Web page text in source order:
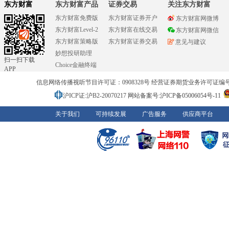
东方财富
扫一扫下载
APP
东方财富产品
东方财富免费版
东方财富Level-2
东方财富策略版
妙想投研助理
Choice金融终端
证券交易
东方财富证券开户
东方财富在线交易
东方财富证券交易
关注东方财富
东方财富网微博
东方财富网微信
意见与建议
信息网络传播视听节目许可证：0908328号 经营证券期货业务许可证编
沪ICP证:沪B2-20070217 网站备案号:沪ICP备05006054号-11
关于我们 可持续发展 广告服务 供应商平台